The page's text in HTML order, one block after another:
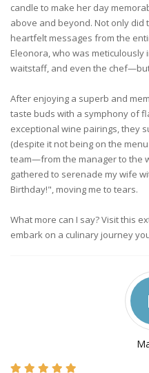
candle to make her day
above and beyond. Not only did
heartfelt messages from the
Eleonora, who was
waitstaff, and even the
After enjoying a superb and
taste buds with a symphony of
exceptional wine pairings, they
(despite it not being on the
team—from the manager to the
gathered to serenade my wife
Birthday!", moving me to tears.
What more can I say? Visit this
embark on a culinary journey